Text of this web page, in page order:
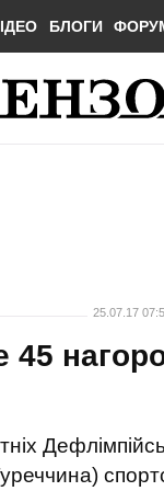
БЛОГИ
25.07.17
45